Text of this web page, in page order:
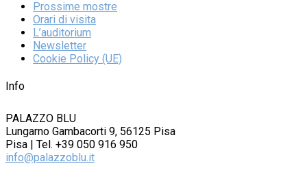
Prossime mostre
Orari di visita
L’auditorium
Newsletter
Cookie Policy (UE)
Info
PALAZZO BLU
Lungarno Gambacorti 9, 56125 Pisa
Pisa | Tel. +39 050 916 950
info@palazzoblu.it